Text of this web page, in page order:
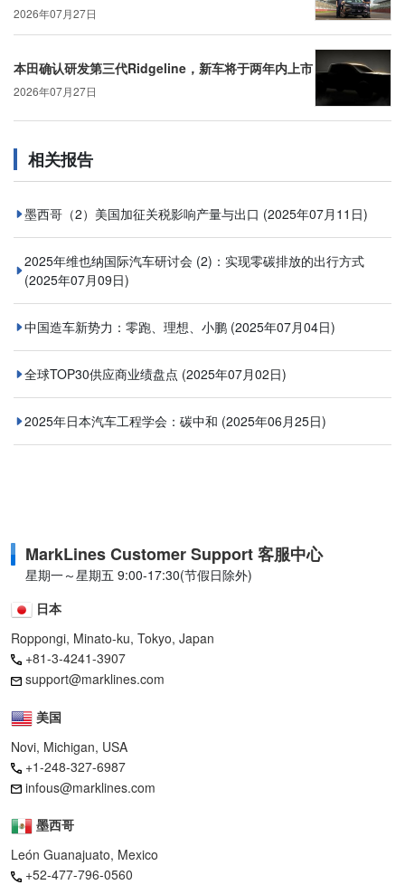
2026年07月27日
本田确认研发第三代Ridgeline，新车将于两年内上市
2026年07月27日
相关报告
墨西哥（2）美国加征关税影响产量与出口 (2025年07月11日)
2025年维也纳国际汽车研讨会 (2)：实现零碳排放的出行方式
(2025年07月09日)
中国造车新势力：零跑、理想、小鹏 (2025年07月04日)
全球TOP30供应商业绩盘点 (2025年07月02日)
2025年日本汽车工程学会：碳中和 (2025年06月25日)
MarkLines Customer Support 客服中心
星期一～星期五 9:00-17:30(节假日除外)
日本
Roppongi, Minato-ku, Tokyo, Japan
+81-3-4241-3907
support@marklines.com
美国
Novi, Michigan, USA
+1-248-327-6987
infous@marklines.com
墨西哥
León Guanajuato, Mexico
+52-477-796-0560